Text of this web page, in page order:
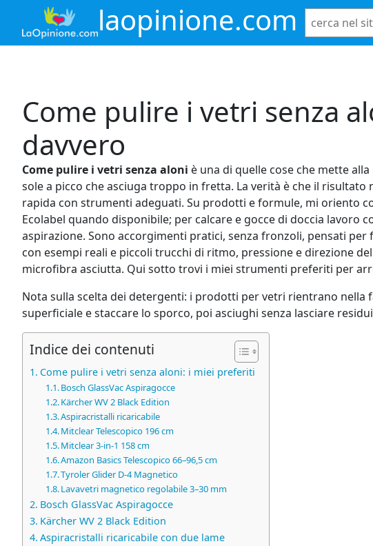
contenuto
laopinione.com
Come pulire i vetri senza
davvero
Come pulire i vetri senza aloni è una di quelle cose che mette
sole a picco che asciuga troppo in fretta. La verità è che il
rapida con strumenti adeguati. Su prodotti e formule, mi oriento
Ecolabel quando disponibile; per calcare e gocce di doccia lavoro
aspirazione. Sono accorgimenti pratici, senza fronzoli, pensati
con esempi reali e piccoli trucchi di ritmo, pressione e direzione
microfibra asciutta. Qui sotto trovi i miei strumenti preferiti per
Nota sulla scelta dei detergenti: i prodotti per vetri rientrano
superficiale e staccare lo sporco, poi asciughi senza lasciare
Indice dei contenuti
Come pulire i vetri senza aloni: i miei preferiti
Bosch GlassVac Aspiragocce
Kärcher WV 2 Black Edition
Aspiracristalli ricaricabile
Mitclear Telescopico 196 cm
Mitclear 3-in-1 158 cm
Amazon Basics Telescopico 66–96,5 cm
Tyroler Glider D-4 Magnetico
Lavavetri magnetico regolabile 3–30 mm
Bosch GlassVac Aspiragocce
Kärcher WV 2 Black Edition
Aspiracristalli ricaricabile con due lame